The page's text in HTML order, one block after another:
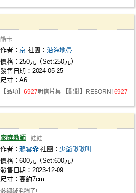
酷卡
作者：京 社團：沿海地帶
價格：250元（Set:250元）
發售日期：2024-05-25
尺寸：A6
【品項】6927明信片集 【配對】REBORN!6927
家庭教師 娃娃
作者：鴉雲✿ 社團： 少爺啾啾叫
價格：600元（Set:600元）
發售日期：2023-12-09
尺寸：高約7cm
骸綱絨毛糰子!